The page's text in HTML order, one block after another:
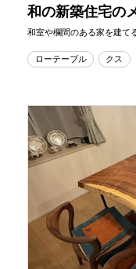
和の新築住宅の
和室や欄間のある家を建て
ローテーブル クス